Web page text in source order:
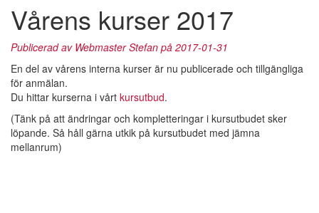
Vårens kurser 2017
Publicerad av Webmaster Stefan på 2017-01-31
En del av vårens interna kurser är nu publicerade och tillgängliga
för anmälan.
Du hittar kurserna i vårt kursutbud.
(Tänk på att ändringar och kompletteringar i kursutbudet sker
löpande. Så håll gärna utkik på kursutbudet med jämna
mellanrum)